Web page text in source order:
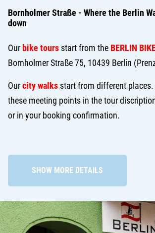
Bornholmer Straße - Where the Berlin
down
Our bike tours start from the BERLIN
Bornholmer Straße 75, 10439 Berlin
Ourcity walks start from different places.
these meeting points in the tour
or in your booking confirmation.
SHOW MORE DETAILS